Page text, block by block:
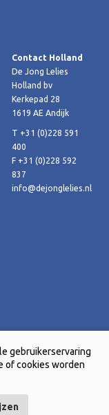
Contact Holland
De Jong Lelies
Holland bv
Kerkepad 28
1619 AE Andijk
T +31 (0)228 591
400
F +31 (0)228 592
837
info@dejonglelies.nl
door Creative
gebruikerservaring
of cookies worden